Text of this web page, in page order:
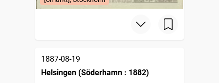
1887-08-19
Helsingen (Söderhamn : 1882)